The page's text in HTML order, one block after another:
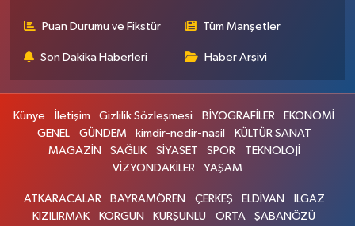
Puan Durumu ve Fikstür Tüm Manşetler
Son Dakika Haberleri Haber Arşivi
Künye İletişim Gizlilik Sözleşmesi BİYOGRAFİLER
EKONOMİ
GENEL
GÜNDEM kimdir-nedir-nasil
KÜLTÜR SANAT
MAGAZİN
SAĞLIK SİYASET SPOR
TEKNOLOJİ
VİZYONDAKİLER
YAŞAM
ATKARACALAR BAYRAMÖREN ÇERKEŞ ELDİVAN
ILGAZ
KIZILIRMAK
KORGUN KURŞUNLU ORTA ŞABANÖZÜ